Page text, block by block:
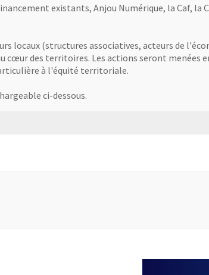
existants, Anjou Numérique, la Caf,
locaux (structures associatives, acteurs de
cœur des territoires. Les actions seront menées
à l'équité territoriale.
ci-dessous.
fenêtre